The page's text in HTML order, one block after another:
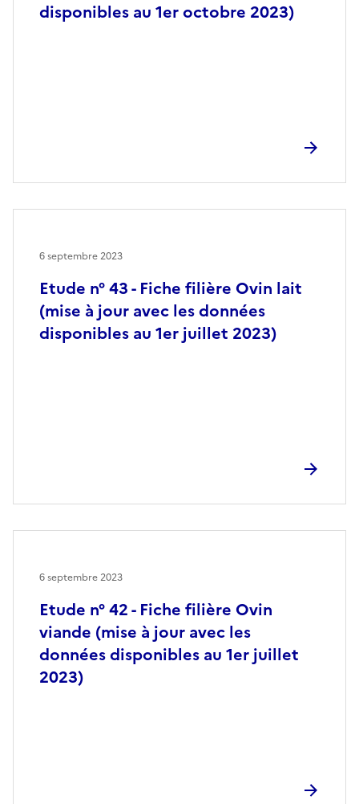
disponibles au 1er octobre 2023)
Etude n° 43 - Fiche filière Ovin lait
(mise à jour avec les données
disponibles au 1er juillet 2023)
6 septembre 2023
Etude n° 42 - Fiche filière Ovin
viande (mise à jour avec les
données disponibles au 1er juillet
2023)
6 septembre 2023